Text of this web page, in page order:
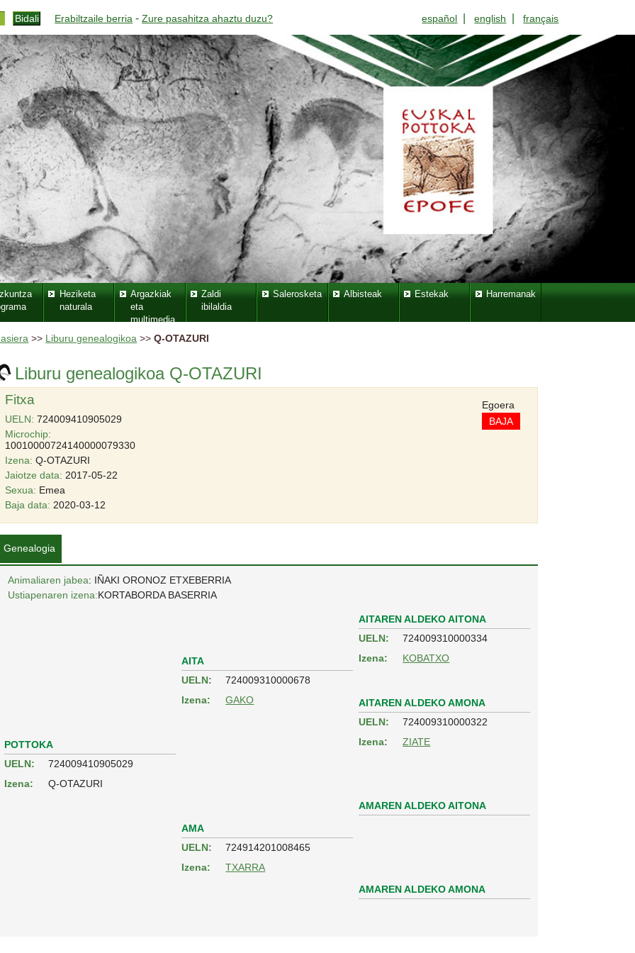
Erabiltzaile berria -Zure pasahitza ahaztu duzu? español |english |français
Heziketa
naturala
Argazkiak
eta
multimedia
Zaldi
ibilaldia
Salerosketa Albisteak Estekak Harremanak
>> Liburu genealogikoa >>Q-OTAZURI
Liburu genealogikoa Q-OTAZURI
Fitxa
UELN: 724009410905029
Microchip:
10010000724140000079330
Izena: Q-OTAZURI
Jaiotze data: 2017-05-22
Sexua: Emea
Egoera
BAJA
Baja data: 2020-03-12
Genealogia
Animaliaren jabea: IÑAKI ORONOZ ETXEBERRIA
Ustiapenaren izena:KORTABORDA BASERRIA
POTTOKA
UELN:
724009410905029
Izena:
Q-OTAZURI
AITA
UELN:
724009310000678
Izena:
GAKO
AITAREN ALDEKO AITONA
UELN:
724009310000334
Izena:
KOBATXO
AITAREN ALDEKO AMONA
UELN:
724009310000322
Izena:
ZIATE
AMA
UELN:
724914201008465
Izena:
TXARRA
AMAREN ALDEKO AITONA
AMAREN ALDEKO AMONA